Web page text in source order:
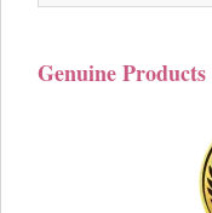
was:
is: